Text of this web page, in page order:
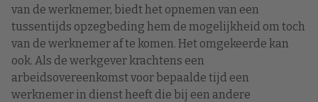
van de werknemer, biedt het opnemen van een
tussentijds opzegbeding hem de mogelijkheid om toch
van de werknemer af te komen. Het omgekeerde kan
ook. Als de werkgever krachtens een
arbeidsovereenkomst voor bepaalde tijd een
werknemer in dienst heeft die bij een andere